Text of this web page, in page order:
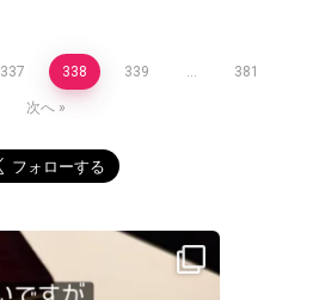
337 338 339 381
次へ